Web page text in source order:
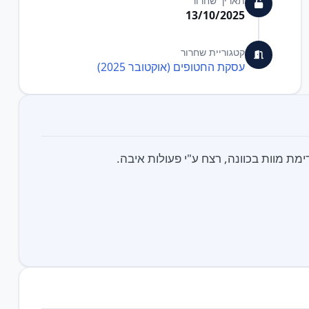
13/10/2025
קטגוריית שחרור
עסקת החטופים (אוקטובר 2025)